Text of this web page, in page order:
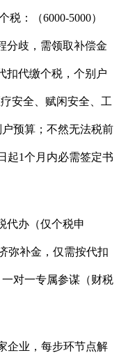
：（6000-5000）
分歧，需领取补偿金
扣代缴个税，个别户
安全、赋闲安全、工
预算；不然无法税前
起1个月内必需签定书
办（仅个税申
弥补金，仅需按代扣
对一专属参谋（财税
业，每步环节点解